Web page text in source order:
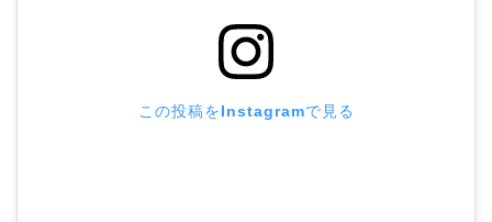
この投稿をInstagramで見る